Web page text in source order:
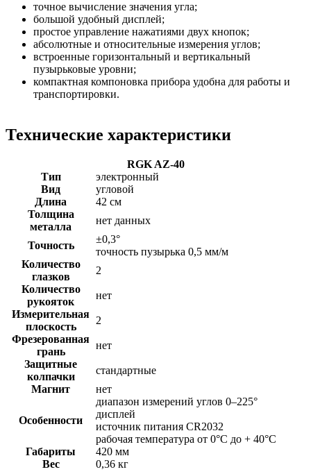
точное вычисление значения угла;
большой удобный дисплей;
простое управление нажатиями двух кнопок;
абсолютные и относительные измерения углов;
встроенные горизонтальный и вертикальный
пузырьковые уровни;
компактная компоновка прибора удобна для работы и
транспортировки.
Технические характеристики
RGK AZ-40
Тип
электронный
Вид
угловой
Длина
42 см
Толщина
металла
нет данных
Точность
±0,3°
точность пузырька 0,5 мм/м
Количество
глазков
2
Количество
рукояток
нет
Измерительная
плоскость
2
Фрезерованная
грань
нет
Защитные
колпачки
стандартные
Магнит
нет
Особенности
диапазон измерений углов 0–225°
дисплей
источник питания CR2032
рабочая температура от 0°C до + 40°C
Габариты
420 мм
Вес
0,36 кг